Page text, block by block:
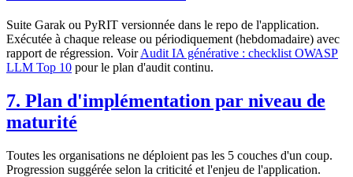
Suite Garak ou PyRIT versionnée dans le repo de l'application.
Exécutée à chaque release ou périodiquement (hebdomadaire) avec
rapport de régression. VoirAudit IA générative : checklist OWASP
LLM Top 10 pour le plan d'audit continu.
7. Plan d'implémentation par niveau de
maturité
Toutes les organisations ne déploient pas les 5 couches d'un coup.
Progression suggérée selon la criticité et l'enjeu de l'application.